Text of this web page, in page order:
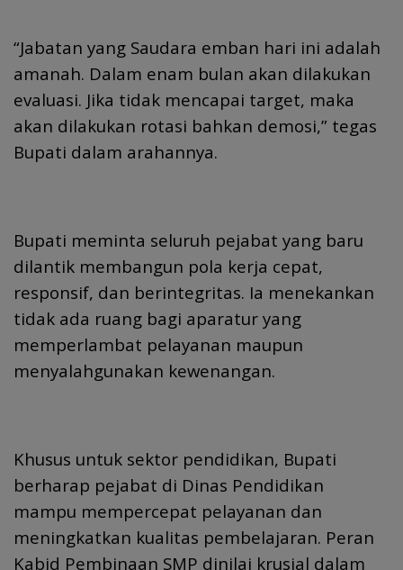
“Jabatan yang Saudara emban hari ini adalah
amanah. Dalam enam bulan akan dilakukan
evaluasi. Jika tidak mencapai target, maka
akan dilakukan rotasi bahkan demosi,” tegas
Bupati dalam arahannya.
Bupati meminta seluruh pejabat yang baru
dilantik membangun pola kerja cepat,
responsif, dan berintegritas. Ia menekankan
tidak ada ruang bagi aparatur yang
memperlambat pelayanan maupun
menyalahgunakan kewenangan.
Khusus untuk sektor pendidikan, Bupati
berharap pejabat di Dinas Pendidikan
mampu mempercepat pelayanan dan
meningkatkan kualitas pembelajaran. Peran
Kabid Pembinaan SMP dinilai krusial dalam